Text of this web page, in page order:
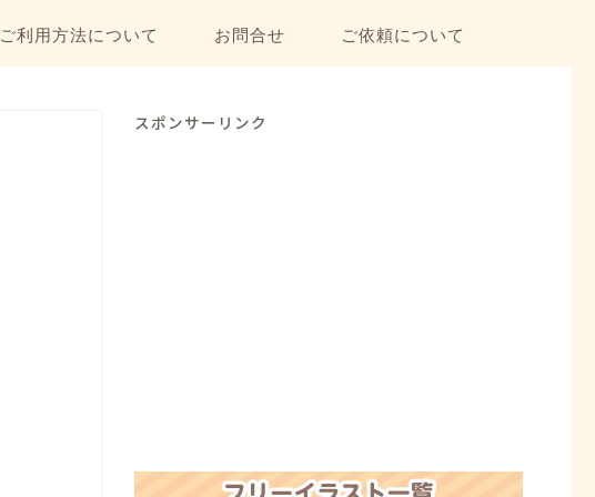
ご利用方法について お問合せ ご依頼について
スポンサーリンク